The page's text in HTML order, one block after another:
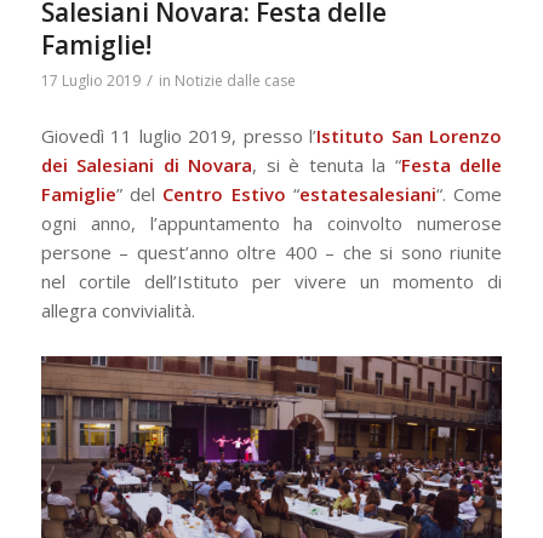
Salesiani Novara: Festa delle
Famiglie!
17 Luglio 2019 / in Notizie dalle case
Giovedì 11 luglio 2019, presso l’Istituto San Lorenzo
dei Salesiani di Novara, si è tenuta la “Festa delle
Famiglie” del Centro Estivo “estatesalesiani“. Come
ogni anno, l’appuntamento ha coinvolto numerose
persone – quest’anno oltre 400 – che si sono riunite
nel cortile dell’Istituto per vivere un momento di
allegra convivialità.